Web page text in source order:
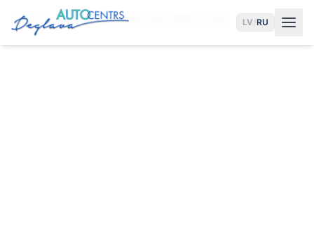
LV/RU
Главная Услуги Диагностика BMW в Риге